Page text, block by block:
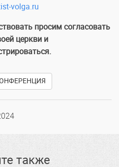
volga.ru
просим согласовать
церкви и
также